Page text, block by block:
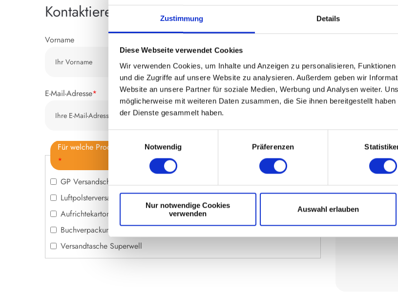
Zustimmung Details
Diese Webseite verwendet Cookies
Wir verwenden Cookies, um Inhalte und Anzeigen zu personalisieren,
und die Zugriffe auf unsere Website zu analysieren. Außerdem geben wir
Website an unsere Partner für soziale Medien, Werbung und Analysen weiter.
möglicherweise mit weiteren Daten zusammen, die Sie ihnen bereitgestellt
der Dienste gesammelt haben.
Notwendig
Präferenzen
Nur notwendige Cookies
verwenden
Auswahl erlauben
Kontaktieren Sie uns gerne für weitere Informationen
Vorname
E-Mail-Adresse*
Für welche Produkte interessieren Sie sich? (Mehrfachauswahl möglich)
*
GP Versandschachtel 0427 LV
Luftpolsterversandtaschen
Aufrichtekartons Grünmarie
Buchverpackung Grünmarie
Versandtasche Superwell
Anmerkung